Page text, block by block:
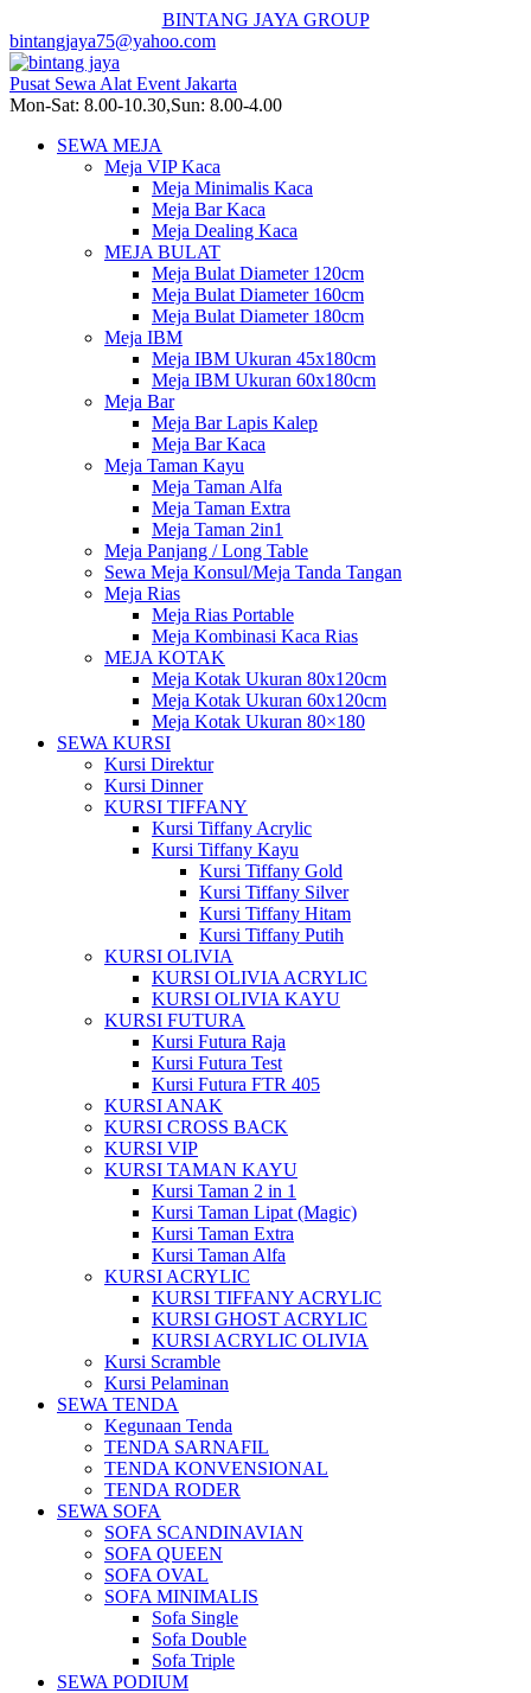
BINTANG JAYA GROUP
bintangjaya75@yahoo.com
Pusat Sewa Alat Event Jakarta
Mon-Sat: 8.00-10.30,Sun: 8.00-4.00
SEWA MEJA
Meja VIP Kaca
Meja Minimalis Kaca
Meja Bar Kaca
Meja Dealing Kaca
MEJA BULAT
Meja Bulat Diameter 120cm
Meja Bulat Diameter 160cm
Meja Bulat Diameter 180cm
Meja IBM
Meja IBM Ukuran 45x180cm
Meja IBM Ukuran 60x180cm
Meja Bar
Meja Bar Lapis Kalep
Meja Bar Kaca
Meja Taman Kayu
Meja Taman Alfa
Meja Taman Extra
Meja Taman 2in1
Meja Panjang / Long Table
Sewa Meja Konsul/Meja Tanda Tangan
Meja Rias
Meja Rias Portable
Meja Kombinasi Kaca Rias
MEJA KOTAK
Meja Kotak Ukuran 80x120cm
Meja Kotak Ukuran 60x120cm
Meja Kotak Ukuran 80×180
SEWA KURSI
Kursi Direktur
Kursi Dinner
KURSI TIFFANY
Kursi Tiffany Acrylic
Kursi Tiffany Kayu
Kursi Tiffany Gold
Kursi Tiffany Silver
Kursi Tiffany Hitam
Kursi Tiffany Putih
KURSI OLIVIA
KURSI OLIVIA ACRYLIC
KURSI OLIVIA KAYU
KURSI FUTURA
Kursi Futura Raja
Kursi Futura Test
Kursi Futura FTR 405
KURSI ANAK
KURSI CROSS BACK
KURSI VIP
KURSI TAMAN KAYU
Kursi Taman 2 in 1
Kursi Taman Lipat (Magic)
Kursi Taman Extra
Kursi Taman Alfa
KURSI ACRYLIC
KURSI TIFFANY ACRYLIC
KURSI GHOST ACRYLIC
KURSI ACRYLIC OLIVIA
Kursi Scramble
Kursi Pelaminan
SEWA TENDA
Kegunaan Tenda
TENDA SARNAFIL
TENDA KONVENSIONAL
TENDA RODER
SEWA SOFA
SOFA SCANDINAVIAN
SOFA QUEEN
SOFA OVAL
SOFA MINIMALIS
Sofa Single
Sofa Double
Sofa Triple
SEWA PODIUM